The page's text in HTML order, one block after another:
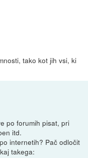
tako kot jih vsi, ki
po forumih pisat, pri
itd.
internetih? Pač odločit
takega: